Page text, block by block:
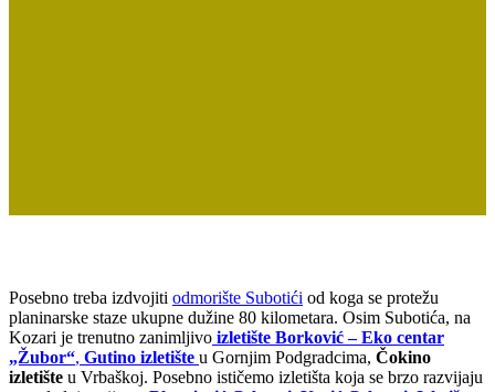
Posebno treba izdvojiti odmorište Subotići od koga se protežu
planinarske staze ukupne dužine 80 kilometara. Osim Subotića, na
Kozari je trenutno zanimljivo izletište Borković – Eko centar
„Žubor“, Gutino izletište u Gornjim Podgradcima, Čokino
izletište u Vrbaškoj. Posebno ističemo izletišta koja se brzo razvijaju